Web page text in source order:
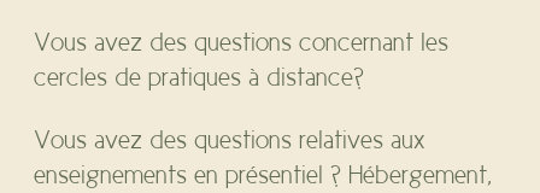
Vous avez des questions concernant les
cercles de pratiques à distance?
Vous avez des questions relatives aux
enseignements en présentiel ? Hébergement,